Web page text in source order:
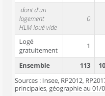
dont d'un
logement
HLM loué vide
0
Logé
gratuitement
1
Ensemble 113
Sources : Insee, RP2012,
principales, géographie au 01/